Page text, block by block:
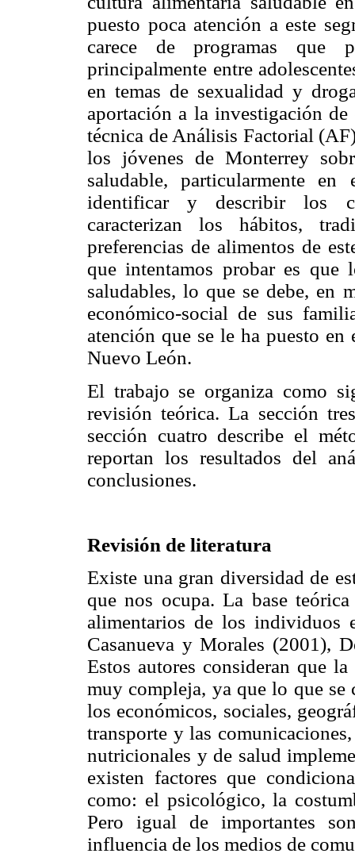
puesto poca atención a este
carece de programas que
principalmente entre
en temas de sexualidad y
aportación a la investigación
técnica de Análisis Factorial
los jóvenes de Monterrey
saludable, particularmente
identificar y describir los
caracterizan los hábitos,
preferencias de alimentos de
que intentamos probar es que
saludables, lo que se debe, en
económico-social de sus
atención que se le ha puesto
Nuevo León.
El trabajo se organiza como
revisión teórica. La sección
sección cuatro describe el
reportan los resultados del
conclusiones.
Revisión de literatura
Existe una gran diversidad de
que nos ocupa. La base
alimentarios de los individuos
Casanueva y Morales (2001),
Estos autores consideran que
muy compleja, ya que lo que se
los económicos, sociales,
transporte y las
nutricionales y de salud
existen factores que
como: el psicológico, la
Pero igual de importantes
influencia de los medios de